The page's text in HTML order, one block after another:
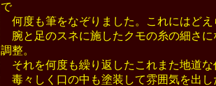
で
何度も筆をなぞりました。これにはどえ
腕と足のスネに施したクモの糸の細さ
調整。
それを何度も繰り返したこれまた地道な
毒々しく口の中も塗装して雰囲気を出